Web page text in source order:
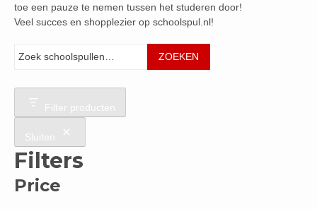
toe een pauze te nemen tussen het studeren door!
Veel succes en shopplezier op schoolspul.nl!
ZOEKEN
Filter producten
Sluiten
Filters
Price